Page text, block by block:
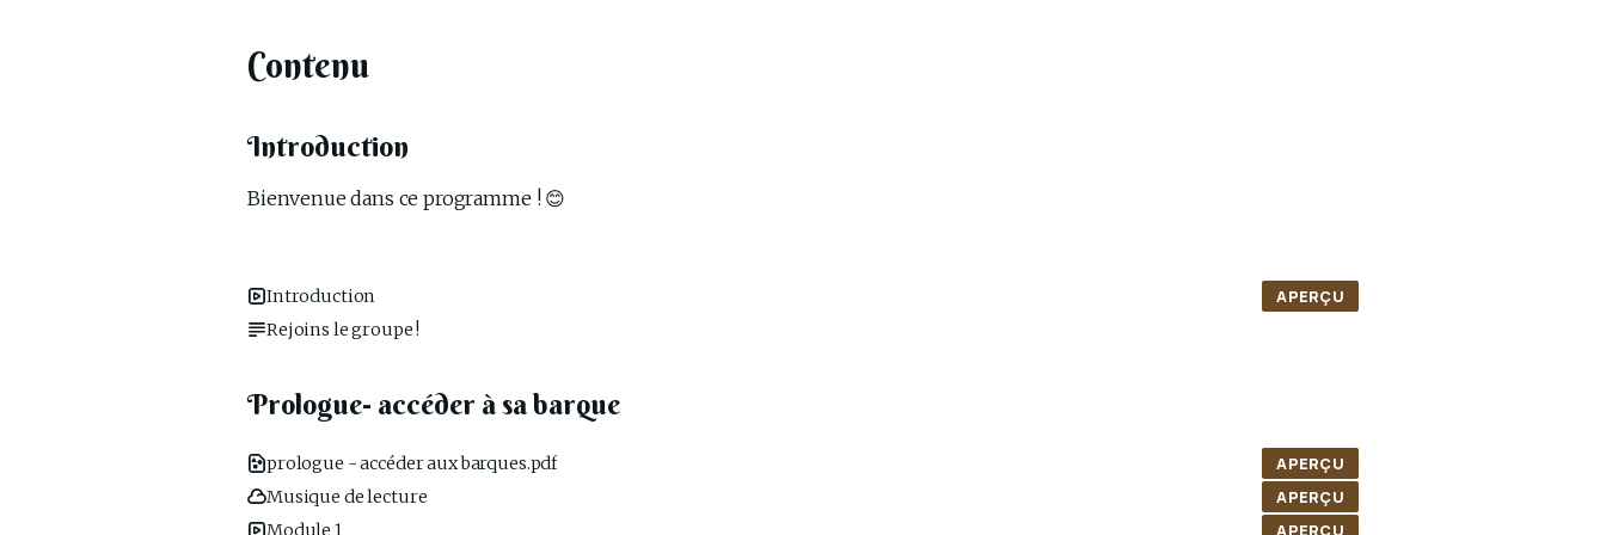
Contenu
Introduction
Bienvenue dans ce programme ! 😊
Introduction
APERÇU
Rejoins le groupe !
Prologue- accéder à sa barque
prologue - accéder aux barques.pdf
APERÇU
Musique de lecture
APERÇU
Module 1
APERÇU